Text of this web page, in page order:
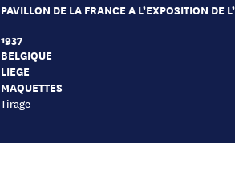
PAVILLON DE LA FRANCE A L’EXPOSITION DE
1937
BELGIQUE
LIEGE
MAQUETTES
Tirage